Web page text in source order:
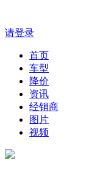
请登录
首页
车型
降价
资讯
经销商
图片
视频